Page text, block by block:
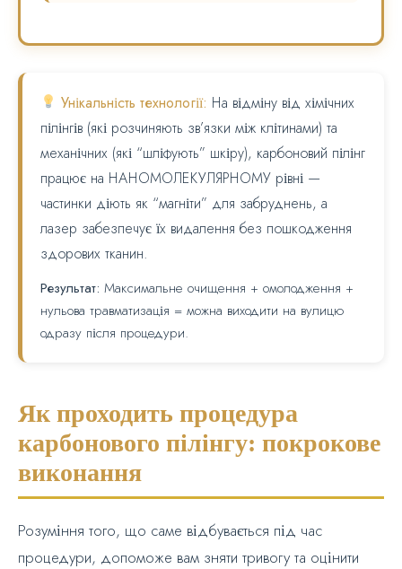
Унікальність технології: На відміну від хімічних
пілінгів (які розчиняють зв’язки між клітинами) та
механічних (які “шліфують” шкіру), карбоновий пілінг
працює на НАНОМОЛЕКУЛЯРНОМУ рівні —
частинки діють як “магніти” для забруднень, а
лазер забезпечує їх видалення без пошкодження
здорових тканин.
Результат: Максимальне очищення + омолодження +
нульова травматизація = можна виходити на вулицю
одразу після процедури.
Як проходить процедура
карбонового пілінгу: покрокове
виконання
Розуміння того, що саме відбувається під час
процедури, допоможе вам зняти тривогу та оцінити